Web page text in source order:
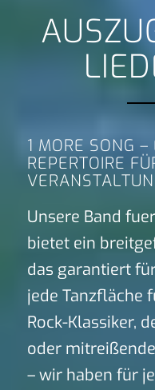
1 MORE SONG
REPERTOIRE
Unsere Band
bietet ein
das garantiert
jede Tanzfläche
Rock-Klassiker,
oder
– wir haben für